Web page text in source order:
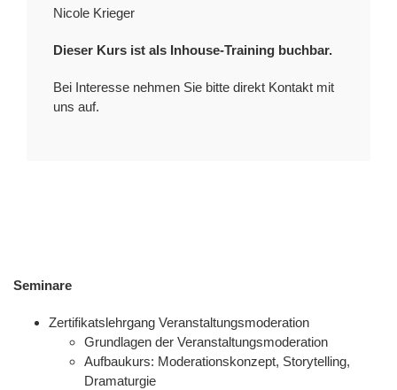
Nicole Krieger
Dieser Kurs ist als Inhouse-Training buchbar.
Bei Interesse nehmen Sie bitte direkt Kontakt mit
uns auf.
Seminare
Zertifikatslehrgang Veranstaltungsmoderation
Grundlagen der Veranstaltungsmoderation
Aufbaukurs: Moderationskonzept, Storytelling,
Dramaturgie